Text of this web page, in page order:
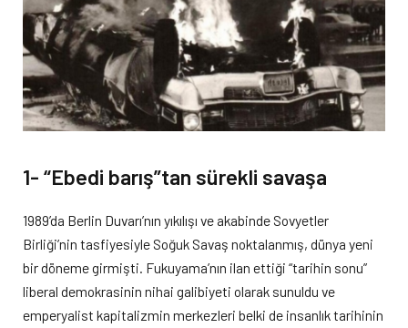
1- “Ebedi barış”tan sürekli savaşa
1989’da Berlin Duvarı’nın yıkılışı ve akabinde Sovyetler
Birliği’nin tasfiyesiyle Soğuk Savaş noktalanmış, dünya yeni
bir döneme girmişti. Fukuyama’nın ilan ettiği “tarihin sonu”
liberal demokrasinin nihai galibiyeti olarak sunuldu ve
emperyalist kapitalizmin merkezleri belki de insanlık tarihinin